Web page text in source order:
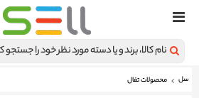
سل محصولات تفال